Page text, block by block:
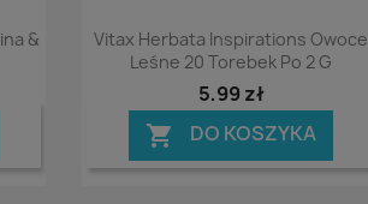
&
 Podgląd
Vitax Herbata Inspirations Owoce
Leśne 20 Torebek Po 2 G
5,99 zł
 DO KOSZYKA